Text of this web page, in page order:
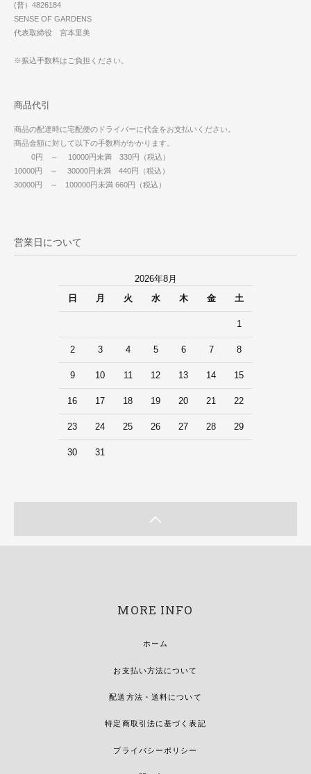
(普）4826184
SENSE OF GARDENS
代表取締役 宮本里美
※振込手数料はご負担ください。
商品代引
商品の配達時に宅配便のドライバーに代金をお支払いください。
商品金額に対して以下の手数料がかかります。
0円 ～ 10000円未満 330円（税込）
10000円 ～ 30000円未満 440円（税込）
30000円 ～ 100000円未満 660円（税込）
営業日について
2026年8月
日
月 火 水 木 金 土
1
2 3 4 5 6 7 8
9 10 11 12 13 14 15
16 17 18 19 20 21 22
23 24 25 26 27 28 29
30 31
MORE INFO
ホーム
お支払い方法について
配送方法・送料について
特定商取引法に基づく表記
プライバシーポリシー